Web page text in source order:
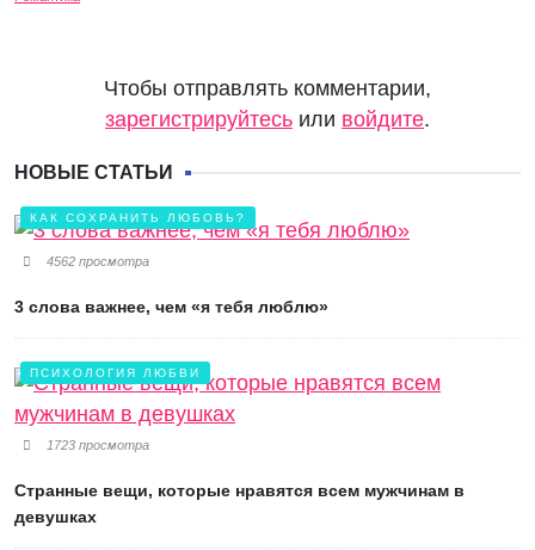
Чтобы отправлять комментарии,
зарегистрируйтесь или войдите.
НОВЫЕ СТАТЬИ
КАК СОХРАНИТЬ ЛЮБОВЬ?
4562 просмотра
3 слова важнее, чем «я тебя люблю»
ПСИХОЛОГИЯ ЛЮБВИ
1723 просмотра
Странные вещи, которые нравятся всем мужчинам в
девушках